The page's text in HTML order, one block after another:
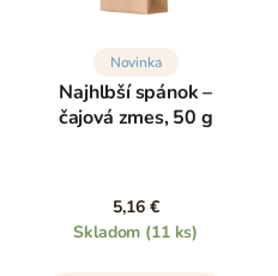
Novinka
Najhlbší spánok –
čajová zmes, 50 g
5,16 €
Skladom (11 ks)